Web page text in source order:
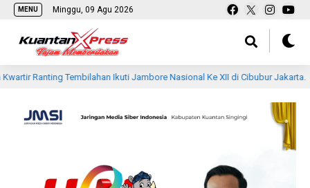
MENU Minggu, 09 Agu 2026
Ikuti Jambore Nasional Ke XII di Cibubur Jakarta. 1 hari